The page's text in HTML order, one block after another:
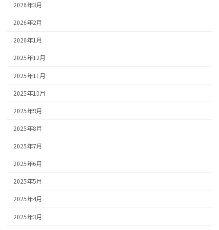
2026年3月
2026年2月
2026年1月
2025年12月
2025年11月
2025年10月
2025年9月
2025年8月
2025年7月
2025年6月
2025年5月
2025年4月
2025年3月